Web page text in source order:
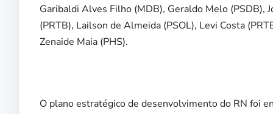
Garibaldi Alves Filho (MDB), Geraldo Melo (PSDB),
(PRTB), Lailson de Almeida (PSOL), Levi Costa
Zenaide Maia (PHS).
O plano estratégico de desenvolvimento do RN foi